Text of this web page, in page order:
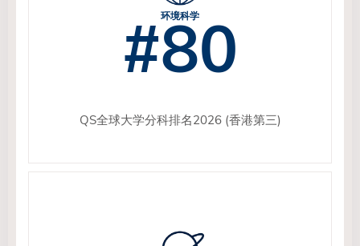
环境科学
#80
QS全球大学分科排名2026 (香港第三)